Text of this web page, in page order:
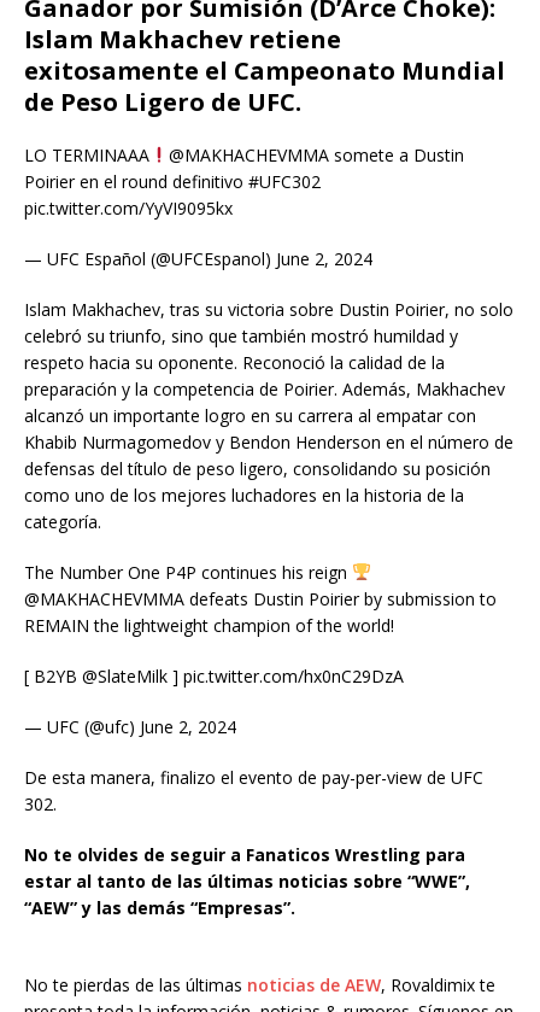
Ganador por Sumisión (D’Arce Choke):
Islam Makhachev retiene
exitosamente el Campeonato Mundial
de Peso Ligero de UFC.
LO TERMINAAA
@MAKHACHEVMMA somete a Dustin
Poirier en el round definitivo #UFC302
pic.twitter.com/YyVI9095kx
— UFC Español (@UFCEspanol) June 2, 2024
Islam Makhachev, tras su victoria sobre Dustin Poirier, no solo
celebró su triunfo, sino que también mostró humildad y
respeto hacia su oponente. Reconoció la calidad de la
preparación y la competencia de Poirier. Además, Makhachev
alcanzó un importante logro en su carrera al empatar con
Khabib Nurmagomedov y Bendon Henderson en el número de
defensas del título de peso ligero, consolidando su posición
como uno de los mejores luchadores en la historia de la
categoría.
The Number One P4P continues his reign
@MAKHACHEVMMA defeats Dustin Poirier by submission to
REMAIN the lightweight champion of the world!
[ B2YB @SlateMilk ] pic.twitter.com/hx0nC29DzA
— UFC (@ufc) June 2, 2024
De esta manera, finalizo el evento de pay-per-view de UFC
302.
No te olvides de seguir a Fanaticos Wrestling para
estar al tanto de las últimas noticias sobre “WWE”,
“AEW” y las demás “Empresas”.
No te pierdas de las últimas noticias de AEW, Rovaldimix te